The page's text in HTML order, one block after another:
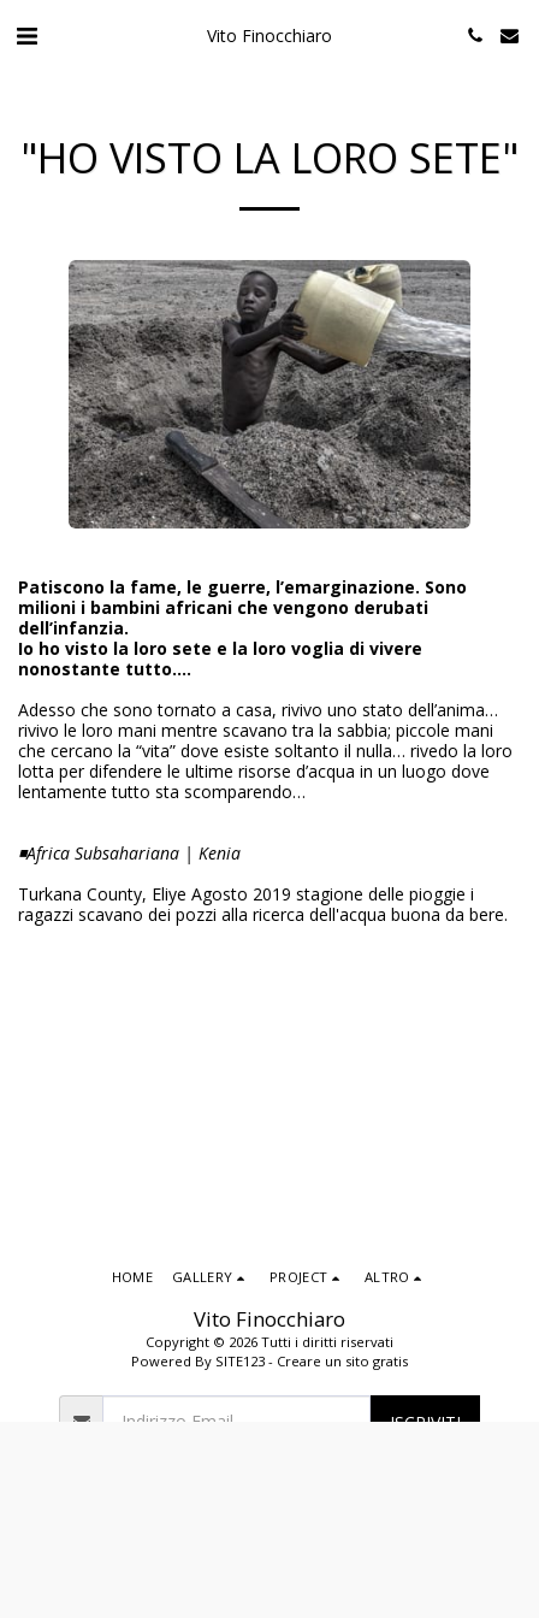
Vito Finocchiaro
"HO VISTO LA LORO SETE"
Patiscono la fame, le guerre, l’emarginazione. Sono
milioni i bambini africani che vengono derubati
dell’infanzia.
Io ho visto la loro sete e la loro voglia di vivere
nonostante tutto….
Adesso che sono tornato a casa, rivivo uno stato dell’anima…
rivivo le loro mani mentre scavano tra la sabbia; piccole mani
che cercano la “vita” dove esiste soltanto il nulla… rivedo la loro
lotta per difendere le ultime risorse d’acqua in un luogo dove
lentamente tutto sta scomparendo…
◾Africa Subsahariana | Kenia
Turkana County, Eliye Agosto 2019 stagione delle pioggie i
ragazzi scavano dei pozzi alla ricerca dell'acqua buona da bere.
Vito Finocchiaro
Copyright © 2026 Tutti i diritti riservati
Powered By SITE123 - Creare un sito gratis
HOME GALLERY PROJECT ALTRO
ISCRIVITI